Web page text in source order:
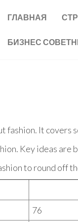
ГЛАВНАЯ
БИЗНЕС
fashion. It covers
Key ideas are
to round off
76